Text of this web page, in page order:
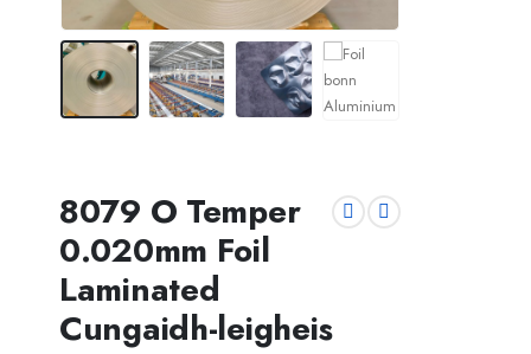
8079 O Temper
0.020mm Foil
Laminated
Cungaidh-leigheis